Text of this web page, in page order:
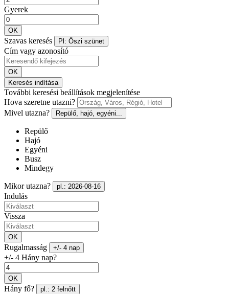
Gyerek
OK
Szavas keresés Pl: Őszi szünet
Cím vagy azonosító
OK
Keresés indítása
További keresési beállítások megjelenítése
Hova szeretne utazni?
Mivel utazna?
Repülő, hajó, egyéni...
Repülő
Hajó
Egyéni
Busz
Mindegy
Mikor utazna? pl.: 2026-08-16
Indulás
Vissza
OK
Rugalmasság +/- 4 nap
+/- 4 Hány nap?
OK
Hány fő? pl.: 2 felnőtt